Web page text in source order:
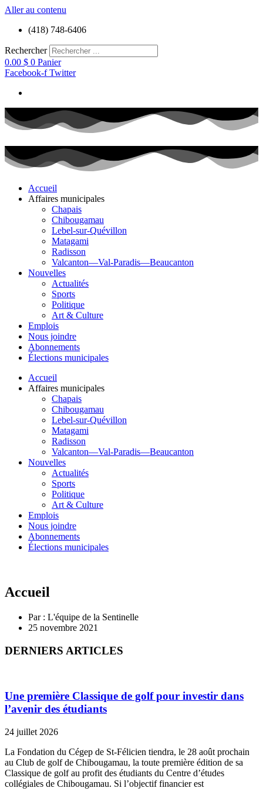
Aller au contenu
(418) 748-6406
Rechercher
0.00 $ 0 Panier
Facebook-f Twitter
Accueil
Affaires municipales
Chapais
Chibougamau
Lebel-sur-Quévillon
Matagami
Radisson
Valcanton—Val-Paradis—Beaucanton
Nouvelles
Actualités
Sports
Politique
Art & Culture
Emplois
Nous joindre
Abonnements
Élections municipales
Accueil
Affaires municipales
Chapais
Chibougamau
Lebel-sur-Quévillon
Matagami
Radisson
Valcanton—Val-Paradis—Beaucanton
Nouvelles
Actualités
Sports
Politique
Art & Culture
Emplois
Nous joindre
Abonnements
Élections municipales
Accueil
Par : L'équipe de la Sentinelle
25 novembre 2021
DERNIERS ARTICLES
Une première Classique de golf pour investir dans
l’avenir des étudiants
24 juillet 2026
La Fondation du Cégep de St-Félicien tiendra, le 28 août prochain
au Club de golf de Chibougamau, la toute première édition de sa
Classique de golf au profit des étudiants du Centre d’études
collégiales de Chibougamau. Si l’objectif financier est